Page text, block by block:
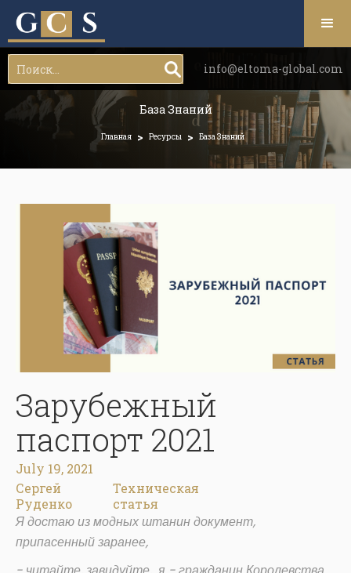
info@eltoma-global.com
База Знаний
Главная > Ресурсы > База Знаний
Зарубежный
паспорт 2021
July 19, 2021
Сергей
Руденко
Техническая
статья
Я достаю из модных штанин документ,
припасенный заранее,